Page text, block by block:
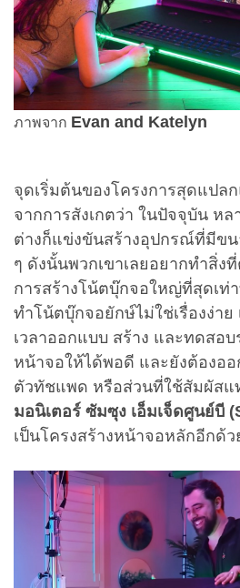
ภาพจาก Evan and Katelyn
จุดเริ่มต้นของโครงการสุดแปล
จากการสังเกตว่า ในปัจจุบัน ห
ต่างก็แข่งขันสร้างอุปกรณ์ที่มีขน
ๆ ดังนั้นพวกเขาเลยอยากทำสิ่ง
การสร้างโน้ตบุ๊กจอใหญ่ที่สุดเท่
ทำโน้ตบุ๊กจอยักษ์ไม่ใช่เรื่องง่าย
เวลาออกแบบ สร้าง และทดสอบ
หน้าจอให้ได้พอดี และยังต้องอ
ตัวทัชแพด หรือส่วนที่ใช้สัมผัสแ
มอนิเตอร์ ซัมซุง เอ็มเจ็ดศูนย์บี
เป็นโครงสร้างหน้าจอหลักอีกด้ว